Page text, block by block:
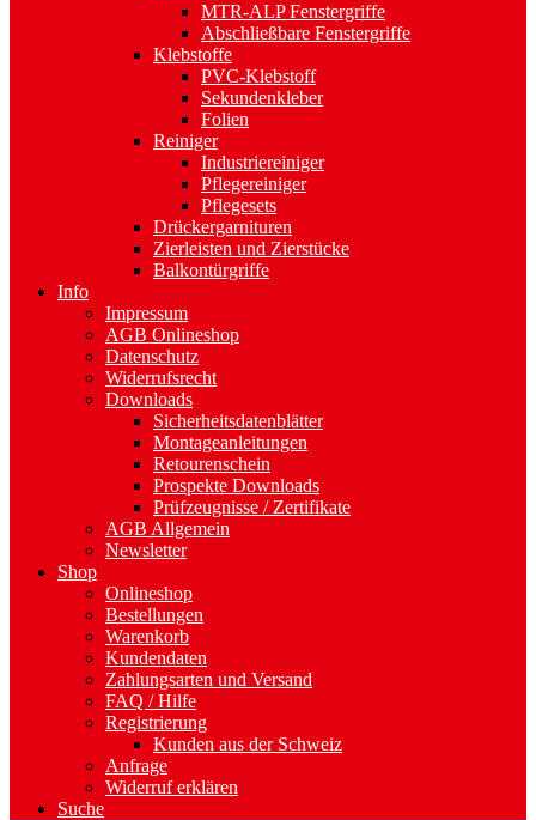
MTR-ALP Fenstergriffe
Abschließbare Fenstergriffe
Klebstoffe
PVC-Klebstoff
Sekundenkleber
Folien
Reiniger
Industriereiniger
Pflegereiniger
Pflegesets
Drückergarnituren
Zierleisten und Zierstücke
Balkontürgriffe
Info
Impressum
AGB Onlineshop
Datenschutz
Widerrufsrecht
Downloads
Sicherheitsdatenblätter
Montageanleitungen
Retourenschein
Prospekte Downloads
Prüfzeugnisse / Zertifikate
AGB Allgemein
Newsletter
Shop
Onlineshop
Bestellungen
Warenkorb
Kundendaten
Zahlungsarten und Versand
FAQ / Hilfe
Registrierung
Kunden aus der Schweiz
Anfrage
Widerruf erklären
Suche